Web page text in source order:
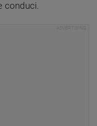
conduci.